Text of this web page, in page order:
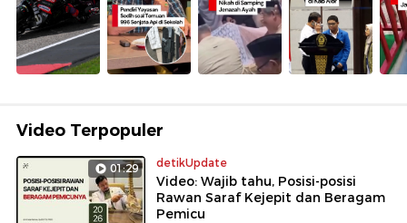
Video Terpopuler
01:29 detikUpdate
Video: Wajib tahu, Posisi-posisi
Rawan Saraf Kejepit dan Beragam
Pemicu